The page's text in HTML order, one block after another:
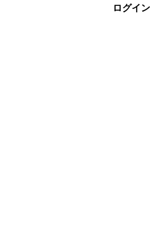
ログイン